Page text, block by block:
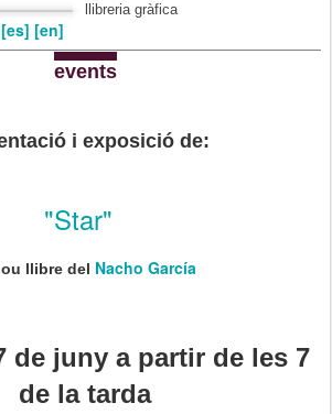
llibreria gràfica
[es] [en]
events
i exposició de:
"Star"
llibre del Nacho García
de juny a partir de les 7
de la tarda